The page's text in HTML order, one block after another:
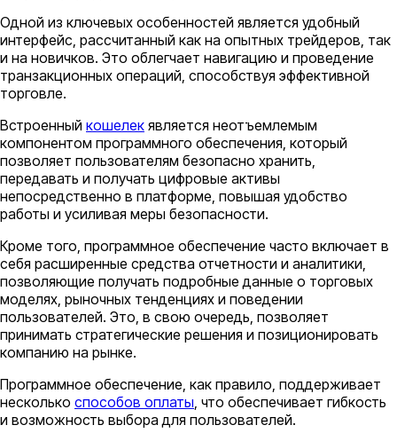
Одной из ключевых особенностей является удобный
интерфейс, рассчитанный как на опытных трейдеров, так
и на новичков. Это облегчает навигацию и проведение
транзакционных операций, способствуя эффективной
торговле.
Встроенный кошелек является неотъемлемым
компонентом программного обеспечения, который
позволяет пользователям безопасно хранить,
передавать и получать цифровые активы
непосредственно в платформе, повышая удобство
работы и усиливая меры безопасности.
Кроме того, программное обеспечение часто включает в
себя расширенные средства отчетности и аналитики,
позволяющие получать подробные данные о торговых
моделях, рыночных тенденциях и поведении
пользователей. Это, в свою очередь, позволяет
принимать стратегические решения и позиционировать
компанию на рынке.
Программное обеспечение, как правило, поддерживает
несколько способов оплаты , что обеспечивает гибкость
и возможность выбора для пользователей.